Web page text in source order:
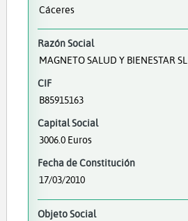
Cáceres
Razón Social
MAGNETO SALUD Y BIENESTAR SL
CIF
B85915163
Capital Social
3006.0 Euros
Fecha de Constitución
17/03/2010
Objeto Social